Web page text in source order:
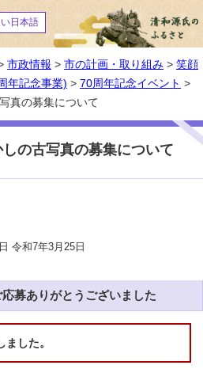
日本語
市政情報 > 市の計画・取り組み > 笑顔
年記念事業) > 70周年記念イベント >
真の募集について
しの古写真の募集について
令和7年3月25日
応募ありがとうございました
した。